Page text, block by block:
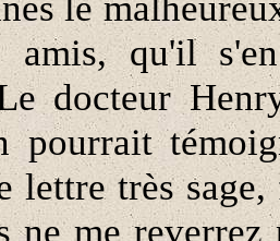
le
amis, qu'il
docteur
pourrait
lettre très
ne me